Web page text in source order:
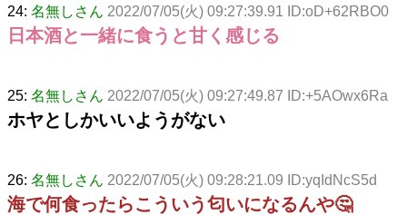
24: 名無しさん 2022/07/05(火) 09:27:39.91 ID:oD+62RBO0
日本酒と一緒に食うと甘く感じる
25: 名無しさん 2022/07/05(火) 09:27:49.87 ID:+5AOwx6Ra
ホヤとしかいいようがない
26: 名無しさん 2022/07/05(火) 09:28:21.09 ID:yqIdNcS5d
海で何食ったらこういう匂いになるんや🤔